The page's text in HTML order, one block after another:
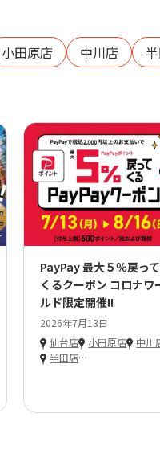
小田原店 中川店
PayPay 最大５％戻って
くるクーポン コロナワ
ルド限定開催!!
2026年7月13日
仙台店
小田原店
中川
半田店…